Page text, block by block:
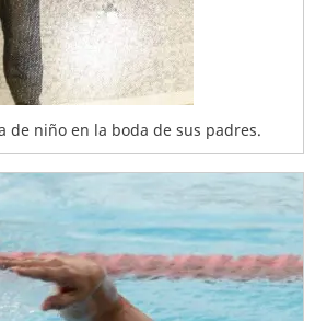
de niño en la boda de sus padres.